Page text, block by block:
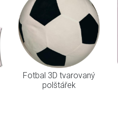
Fotbal 3D tvarovaný
polštářek